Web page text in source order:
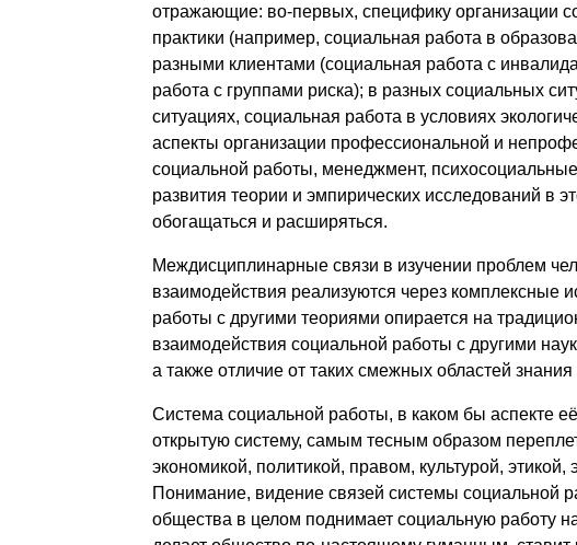
отражающие: во-первых, специфику организации
практики (например, социальная работа в
разными клиентами (социальная работа с
работа с группами риска); в разных социальных
ситуациях, социальная работа в условиях
аспекты организации профессиональной и
социальной работы, менеджмент,
развития теории и эмпирических исследований в
обогащаться и расширяться.
Междисциплинарные связи в изучении проблем
взаимодействия реализуются через комплексные
работы с другими теориями опирается на
взаимодействия социальной работы с другими
а также отличие от таких смежных областей знания
Система социальной работы, в каком бы аспекте
открытую систему, самым тесным образом
экономикой, политикой, правом, культурой,
Понимание, видение связей системы социальной
общества в целом поднимает социальную работу